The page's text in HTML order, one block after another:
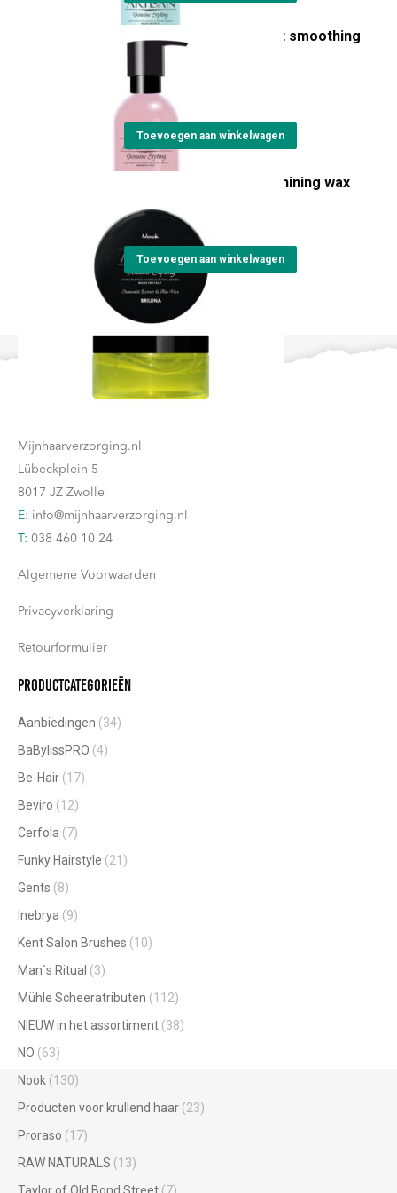
Artisan Lisciolina velvet smoothing
Toevoegen aan winkelwagen
Artisan Brillina glossy shining wax
€23,15
Toevoegen aan winkelwagen
Mijnhaarverzorging.nl
Lübeckplein 5
8017 JZ Zwolle
E: info@mijnhaarverzorging.nl
T: 038 460 10 24
Algemene Voorwaarden
Privacyverklaring
Retourformulier
Productcategorieën
Aanbiedingen (34)
BaBylissPRO (4)
Be-Hair (17)
Beviro (12)
Cerfola (7)
Funky Hairstyle (21)
Gents (8)
Inebrya (9)
Kent Salon Brushes (10)
Man`s Ritual (3)
Mühle Scheeratributen (112)
NIEUW in het assortiment (38)
NO (63)
Nook (130)
Producten voor krullend haar (23)
Proraso (17)
RAW NATURALS (13)